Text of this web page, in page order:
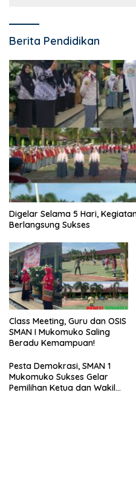
Berita Pendidikan
Digelar Selama 5 Hari,
Berlangsung Sukses
Class Meeting, Guru dan OSIS
SMAN I Mukomuko Saling
Beradu Kemampuan!
Pesta Demokrasi, SMAN 1
Mukomuko Sukses Gelar
Pemilihan Ketua dan Wakil